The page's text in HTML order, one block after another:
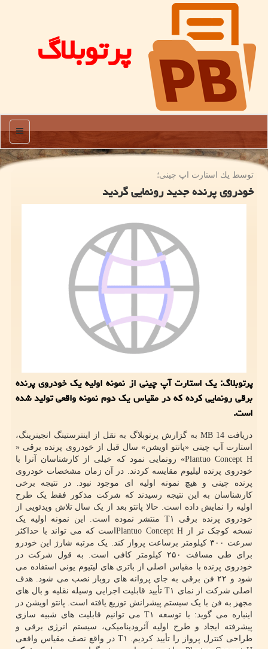
پرتوبلاگ
منو
توسط یك استارت اپ چینی؛
خودروی پرنده جدید رونمایی گردید
پرتوبلاگ: یک استارت آپ چینی از نمونه اولیه یک خودروی پرنده
برقی رونمایی کرده که در مقیاس یک دوم نمونه واقعی تولید شده
است.
دریافت 14 MB به گزارش پرتوبلاگ به نقل از اینترستینگ انجینرینگ،
استارت آپ چینی «پانتو اویشن» سال قبل از خودروی پرنده برقی «
Plantuo Concept H» رونمایی نمود که خیلی از کارشناسان آنرا با
خودروی پرنده لیلیوم مقایسه کردند. در آن زمان مشخصات خودروی
پرنده چینی و هیچ نمونه اولیه ای موجود نبود. در نتیجه برخی
کارشناسان به این نتیجه رسیدند که شرکت مذکور فقط یک طرح
اولیه را نمایش داده است. حالا پانتو بعد از یک سال تلاش ویدئویی از
خودروی پرنده برقی T۱ منتشر نموده است. این نمونه اولیه یک
نسخه کوچک تر از Plantuo Concept Hاست که می تواند با حداکثر
سرعت ۳۰۰ کیلومتر برساعت پرواز کند. یک مرتبه شارژ این خودرو
برای طی مسافت ۲۵۰ کیلومتر کافی است. به قول شرکت در
خودروی پرنده با مقیاس اصلی از باتری های لیتیوم یونی استفاده می
شود و ۲۲ فن برقی به جای پروانه های روباز نصب می شود. هدف
اصلی شرکت از نمای T۱ تأیید قابلیت اجرایی وسیله نقلیه و بال های
مجهز به فن با یک سیستم پیشرانش توزیع یافته است. پانتو اویشن در
اینباره می گوید: با توسعه T۱ می توانیم قابلیت های شبیه سازی
پیشرفته ایجاد و طرح اولیه آئرودینامیکی، سیستم انرژی برقی و
طراحی کنترل پرواز را تأیید کردیم. T۱ در واقع نصف مقیاس واقعی